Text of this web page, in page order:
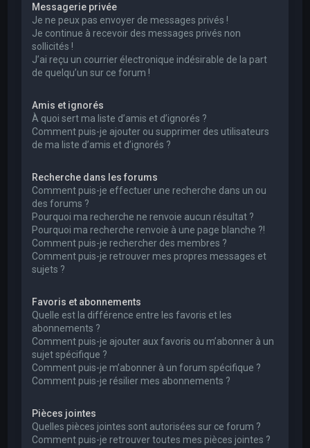
Messagerie privée
Je ne peux pas envoyer de messages privés !
Je continue à recevoir des messages privés non
sollicités !
J’ai reçu un courrier électronique indésirable de la part
de quelqu’un sur ce forum !
Amis et ignorés
À quoi sert ma liste d’amis et d’ignorés ?
Comment puis-je ajouter ou supprimer des utilisateurs
de ma liste d’amis et d’ignorés ?
Recherche dans les forums
Comment puis-je effectuer une recherche dans un ou
des forums ?
Pourquoi ma recherche ne renvoie aucun résultat ?
Pourquoi ma recherche renvoie à une page blanche ?!
Comment puis-je rechercher des membres ?
Comment puis-je retrouver mes propres messages et
sujets ?
Favoris et abonnements
Quelle est la différence entre les favoris et les
abonnements ?
Comment puis-je ajouter aux favoris ou m’abonner à un
sujet spécifique ?
Comment puis-je m’abonner à un forum spécifique ?
Comment puis-je résilier mes abonnements ?
Pièces jointes
Quelles pièces jointes sont autorisées sur ce forum ?
Comment puis-je retrouver toutes mes pièces jointes ?